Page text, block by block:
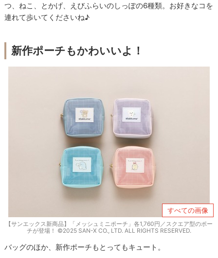
つ、ねこ、とかげ、えびふらいのしっぽの6種類。お好きなコを
連れて歩いてくださいね♪
新作ポーチもかわいいよ！
すべての画像
【サンエックス新商品】「メッシュミニポーチ」各1,760円／スクエア型のポー
チが登場！ ©2025 SAN-X CO., LTD. ALL RIGHTS RESERVED.
バッグのほか、新作ポーチもとってもキュート。